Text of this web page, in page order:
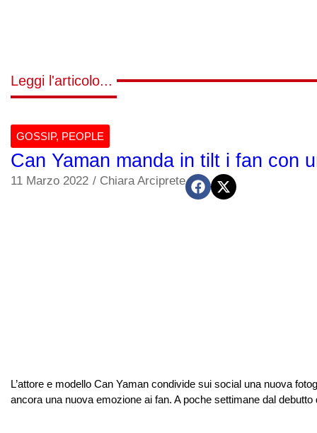
Leggi l'articolo...
GOSSIP, PEOPLE
Can Yaman manda in tilt i fan con
11 Marzo 2022 / Chiara Arciprete
L’attore e modello Can Yaman condivide sui social una nuova
ancora una nuova emozione ai fan. A poche settimane dal